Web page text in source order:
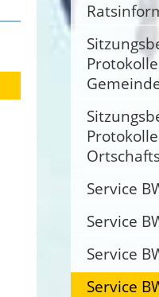
Service
Service
Service
Service